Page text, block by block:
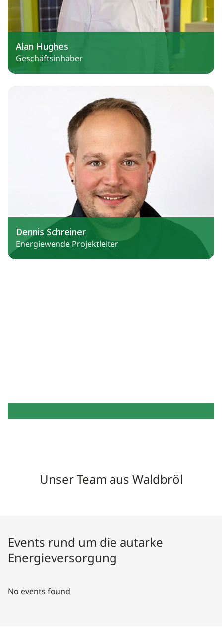
Alan Hughes
Geschäftsinhaber
Dennis Schreiner
Energiewende Projektleiter
Unser Team aus Waldbröl
Events rund um die autarke
Energieversorgung
No events found